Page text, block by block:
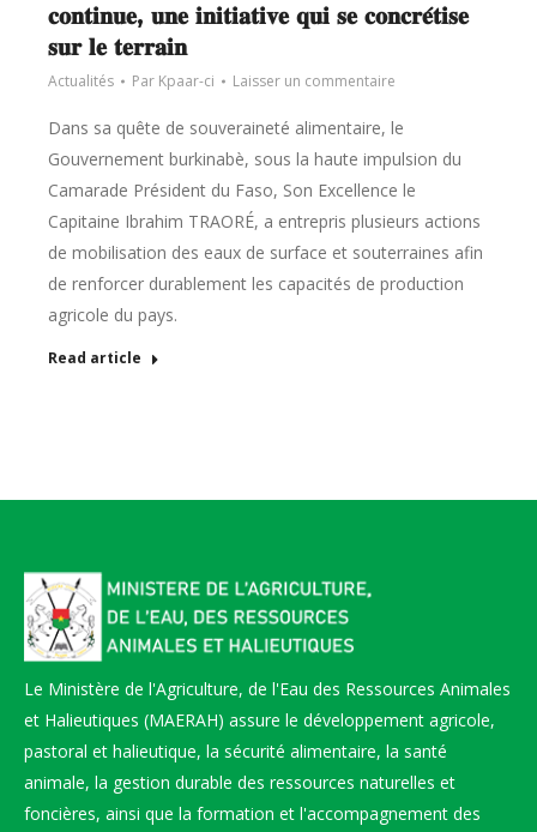
𝐜𝐨𝐧𝐭𝐢𝐧𝐮𝐞, 𝐮𝐧𝐞 𝐢𝐧𝐢𝐭𝐢𝐚𝐭𝐢𝐯𝐞 𝐪𝐮𝐢 𝐬𝐞 𝐜𝐨𝐧𝐜𝐫𝐞́𝐭𝐢𝐬𝐞
𝐬𝐮𝐫 𝐥𝐞 𝐭𝐞𝐫𝐫𝐚𝐢𝐧
Actualités Par Kpaar-ci Laisser un commentaire
Dans sa quête de souveraineté alimentaire, le
Gouvernement burkinabè, sous la haute impulsion du
Camarade Président du Faso, Son Excellence le
Capitaine Ibrahim TRAORÉ, a entrepris plusieurs actions
de mobilisation des eaux de surface et souterraines afin
de renforcer durablement les capacités de production
agricole du pays.
Read article
Le Ministère de l'Agriculture, de l'Eau des Ressources Animales
et Halieutiques (MAERAH) assure le développement agricole,
pastoral et halieutique, la sécurité alimentaire, la santé
animale, la gestion durable des ressources naturelles et
foncières, ainsi que la formation et l'accompagnement des